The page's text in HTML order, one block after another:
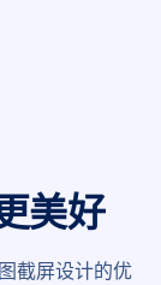
美好
截屏设计的优